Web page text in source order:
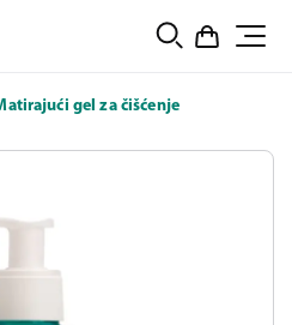
gel za čišćenje